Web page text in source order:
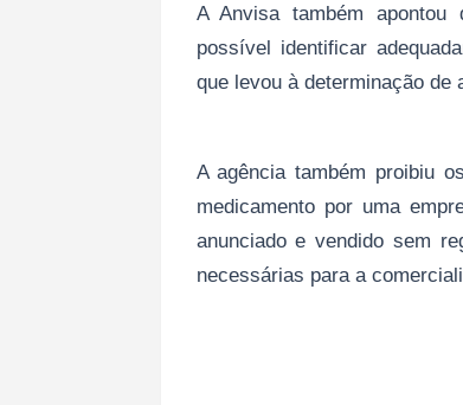
A Anvisa também
possível identificar
que levou à determinação de
A agência também proibiu
medicamento por uma
anunciado e vendido sem
necessárias para a